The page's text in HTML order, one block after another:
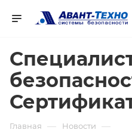
Главная — Новости —